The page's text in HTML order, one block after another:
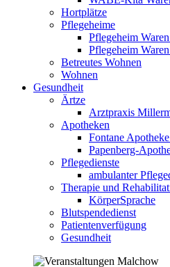
Hortplätze
Pflegeheime
Pflegeheim
Pflegeheim
Betreutes Wohnen
Wohnen
Gesundheit
Ärtze
Arztpraxis
Apotheken
Fontane
Papenberg-
Pflegedienste
ambulanter
Therapie und
KörperSprache
Blutspendedienst
Patientenverfügung
Gesundheit